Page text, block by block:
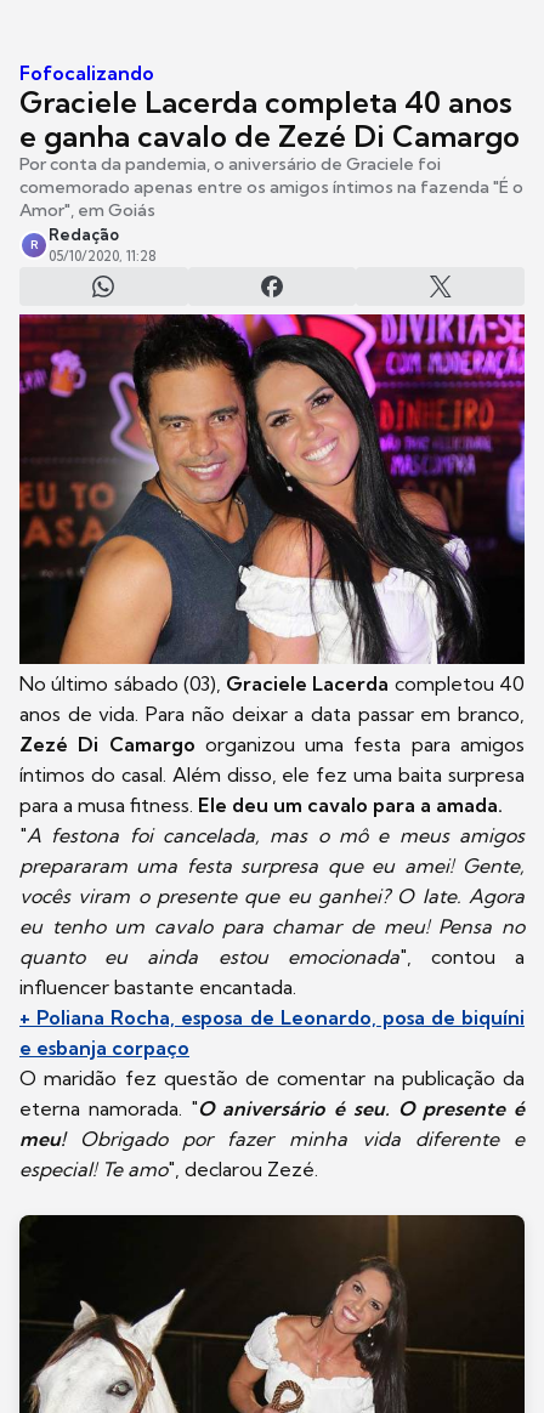
Fofocalizando
Graciele Lacerda completa 40 anos
e ganha cavalo de Zezé Di Camargo
Por conta da pandemia, o aniversário de Graciele foi
comemorado apenas entre os amigos íntimos na fazenda "É o
Amor", em Goiás
R
Redação
05/10/2020, 11:28
No último sábado (03), Graciele Lacerda completou 40
anos de vida. Para não deixar a data passar em branco,
Zezé Di Camargo organizou uma festa para amigos
íntimos do casal. Além disso, ele fez uma baita surpresa
para a musa fitness. Ele deu um cavalo para a amada.
"A festona foi cancelada, mas o mô e meus amigos
prepararam uma festa surpresa que eu amei! Gente,
vocês viram o presente que eu ganhei? O Iate. Agora
eu tenho um cavalo para chamar de meu! Pensa no
quanto eu ainda estou emocionada", contou a
influencer bastante encantada.
+ Poliana Rocha, esposa de Leonardo, posa de biquíni
e esbanja corpaço
O maridão fez questão de comentar na publicação da
eterna namorada. "O aniversário é seu. O presente é
meu!Obrigado por fazer minha vida diferente e
especial! Te amo", declarou Zezé.